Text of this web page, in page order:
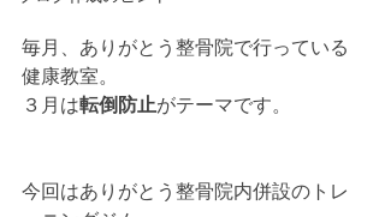
毎月、ありがとう整骨院で行っている
健康教室。
３月は転倒防止がテーマです。
今回はありがとう整骨院内併設のトレ